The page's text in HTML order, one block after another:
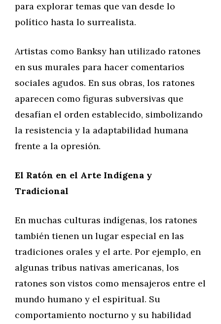
para explorar temas que van desde lo
político hasta lo surrealista.
Artistas como Banksy han utilizado ratones
en sus murales para hacer comentarios
sociales agudos. En sus obras, los ratones
aparecen como figuras subversivas que
desafían el orden establecido, simbolizando
la resistencia y la adaptabilidad humana
frente a la opresión.
El Ratón en el Arte Indígena y
Tradicional
En muchas culturas indígenas, los ratones
también tienen un lugar especial en las
tradiciones orales y el arte. Por ejemplo, en
algunas tribus nativas americanas, los
ratones son vistos como mensajeros entre el
mundo humano y el espiritual. Su
comportamiento nocturno y su habilidad